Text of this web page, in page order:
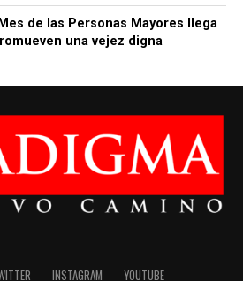
de las Personas Mayores llega
una vejez digna
INSTAGRAM YOUTUBE